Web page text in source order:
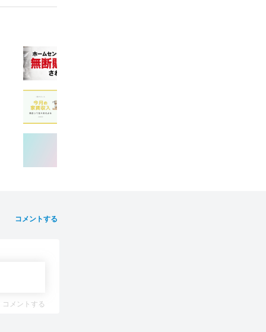
コメントする
コメントする